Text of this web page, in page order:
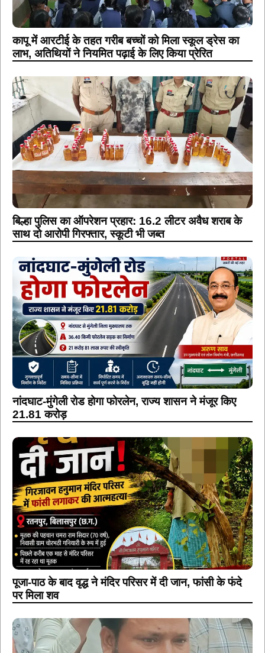
कापू में आरटीई के तहत गरीब बच्चों को मिला स्कूल ड्रेस का
लाभ, अतिथियों ने नियमित पढ़ाई के लिए किया प्रेरित
बिल्हा पुलिस का ऑपरेशन प्रहार: 16.2 लीटर अवैध शराब के
साथ दो आरोपी गिरफ्तार, स्कूटी भी जब्त
नांदघाट-मुंगेली रोड होगा फोरलेन, राज्य शासन ने मंजूर किए
21.81 करोड़
पूजा-पाठ के बाद वृद्ध ने मंदिर परिसर में दी जान, फांसी के फंदे
पर मिला शव